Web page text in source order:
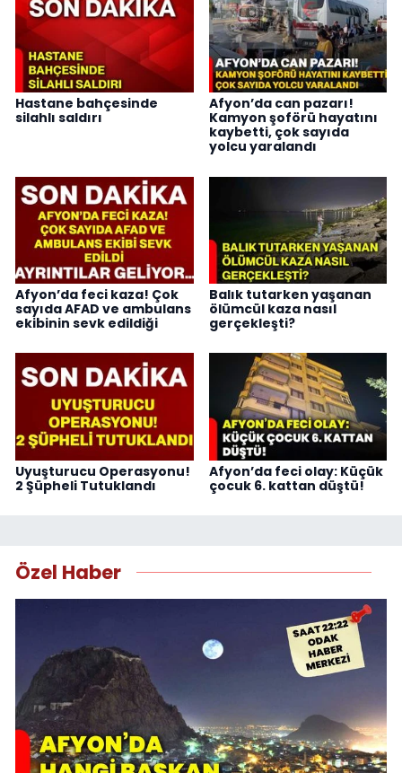
Hastane bahçesinde
silahlı saldırı
Afyon’da can pazarı!
Kamyon şoförü hayatını
kaybetti, çok sayıda
yolcu yaralandı
Afyon’da feci kaza! Çok
sayıda AFAD ve ambulans
ekibinin sevk edildiği
Balık tutarken yaşanan
ölümcül kaza nasıl
gerçekleşti?
Uyuşturucu Operasyonu!
2 Şüpheli Tutuklandı
Afyon’da feci olay: Küçük
çocuk 6. kattan düştü!
Özel Haber